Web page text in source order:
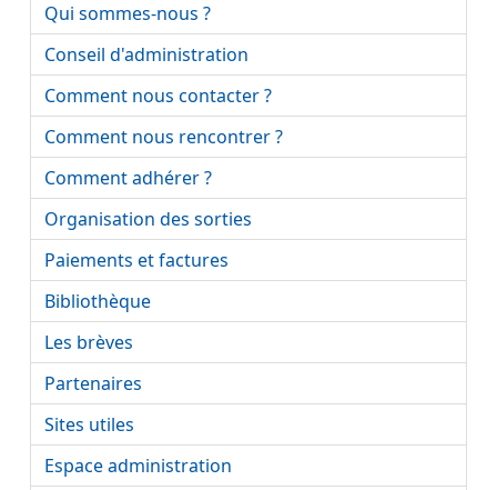
Qui sommes-nous ?
Conseil d'administration
Comment nous contacter ?
Comment nous rencontrer ?
Comment adhérer ?
Organisation des sorties
Paiements et factures
Bibliothèque
Les brèves
Partenaires
Sites utiles
Espace administration